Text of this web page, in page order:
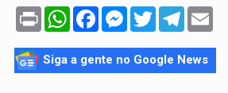
Print WhatsAppFacebookMessenger
TwitterTelegram
Siga a gente no Google News